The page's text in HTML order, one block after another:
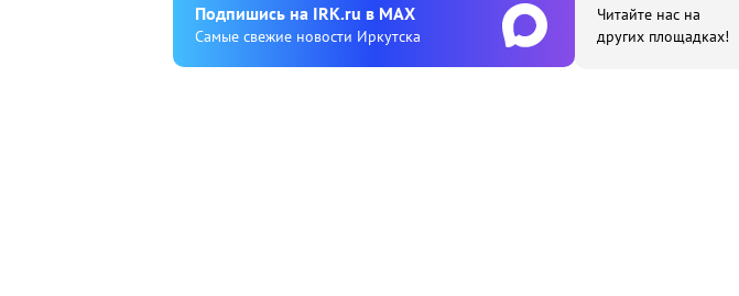
Подпишиcь на IRK.ru в MAX
Cамые свежие новости Иркутска
Читайте нас на
других площадках!